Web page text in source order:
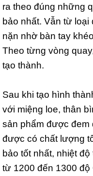
ra theo đúng những
bảo nhất. Vẫn từ
nặn nhờ bàn tay
Theo từng vòng
tạo thành.
Sau khi tạo hình
với miệng loe, thân
sản phẩm được đem
được có chất lượng
bảo tốt nhất, nhiệt
từ 1200 đến 1300